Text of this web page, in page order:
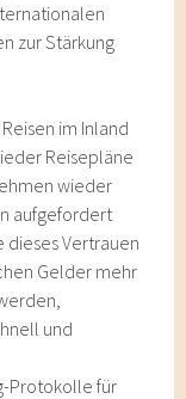
zur Stärkung
im Inland
Reisepläne
wieder
aufgefordert
dieses Vertrauen
Gelder mehr
und
Protokolle für